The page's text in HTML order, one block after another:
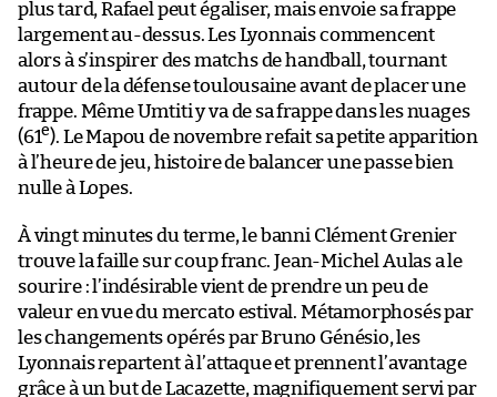
plus tard, Rafael peut égaliser, mais envoie sa frappe
largement au-dessus. Les Lyonnais commencent
alors à s’inspirer des matchs de handball, tournant
autour de la défense toulousaine avant de placer une
frappe. Même Umtiti y va de sa frappe dans les nuages
(61e). Le Mapou de novembre refait sa petite apparition
à l’heure de jeu, histoire de balancer une passe bien
nulle à Lopes.
À vingt minutes du terme, le banni Clément Grenier
trouve la faille sur coup franc. Jean-Michel Aulas a le
sourire : l’indésirable vient de prendre un peu de
valeur en vue du mercato estival. Métamorphosés par
les changements opérés par Bruno Génésio, les
Lyonnais repartent à l’attaque et prennent l’avantage
grâce à un but de Lacazette, magnifiquement servi par